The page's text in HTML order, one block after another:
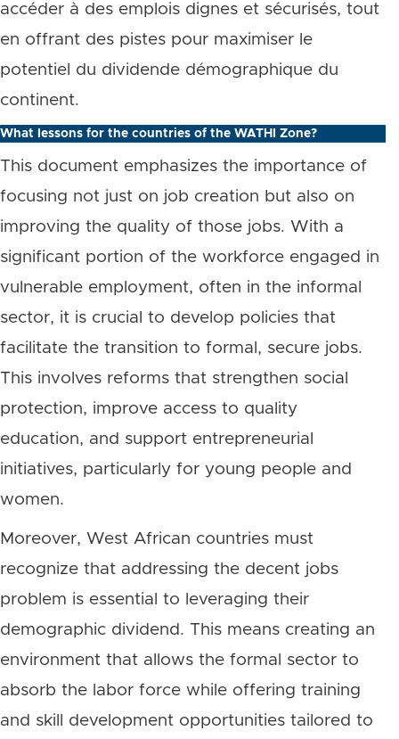
accéder à des emplois dignes et sécurisés, tout
en offrant des pistes pour maximiser le
potentiel du dividende démographique du
continent.
What lessons for the countries of the WATHI Zone?
This document emphasizes the importance of
focusing not just on job creation but also on
improving the quality of those jobs. With a
significant portion of the workforce engaged in
vulnerable employment, often in the informal
sector, it is crucial to develop policies that
facilitate the transition to formal, secure jobs.
This involves reforms that strengthen social
protection, improve access to quality
education, and support entrepreneurial
initiatives, particularly for young people and
women.
Moreover, West African countries must
recognize that addressing the decent jobs
problem is essential to leveraging their
demographic dividend. This means creating an
environment that allows the formal sector to
absorb the labor force while offering training
and skill development opportunities tailored to